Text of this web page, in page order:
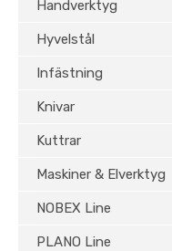
Handverktyg
Hyvelstål
Infästning
Knivar
Kuttrar
Maskiner & Elverktyg
NOBEX Line
PLANO Line